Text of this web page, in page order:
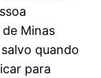
Minas
quando
para